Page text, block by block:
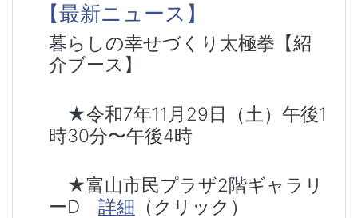
【最新ニュース】
暮らしの幸せづくり太極拳【紹
介ブース】
★令和7年11月29日（土）午後1
時30分〜午後4時
★富山市民プラザ2階ギャラリ
ーD 詳細 （クリック）